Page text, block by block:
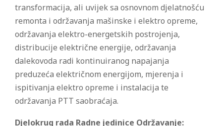
transformacija, ali uvijek sa osnovnom djelatnošću
remonta i održavanja mašinske i elektro opreme,
održavanja elektro-energetskih postrojenja,
distribucije električne energije, održavanja
dalekovoda radi kontinuiranog napajanja
preduzeća električnom energijom, mjerenja i
ispitivanja elektro opreme i instalacija te
održavanja PTT saobraćaja.
Djelokrug rada Radne jedinice Održavanje: